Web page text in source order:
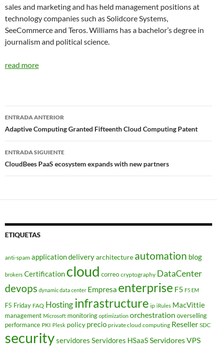
sales and marketing and has held management positions at
technology companies such as Solidcore Systems,
SeeCommerce and Teros. Williams has a bachelor’s degree in
journalism and political science.
read more
Navegador
de
entradas
ENTRADA ANTERIOR
Adaptive Computing Granted Fifteenth Cloud Computing Patent
ENTRADA SIGUIENTE
CloudBees PaaS ecosystem expands with new partners
ETIQUETAS
anti-spam application deliveryarchitecture automation blog
brokers Certification cloud correo cryptography DataCenter
devops dynamic data center Empresa enterprise F5 F5 EM
F5 Friday FAQ Hostinginfrastructure ip iRules MacVittie
management Microsoft monitoring optimization orchestration overselling
performance PKI Plesk policy precio private cloud computing Reseller SDC
securityservidores Servidores HSaaSServidores VPS